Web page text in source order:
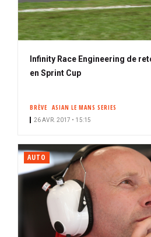
Infinity Race Engineering de
en Sprint Cup
BRÈVE ASIAN LE MANS SERIES
26 AVR. 2017 • 15:15
AUTO